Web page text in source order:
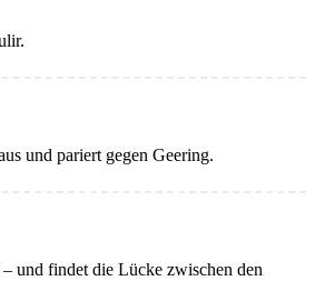
und pariert gegen Geering.
und findet die Lücke zwischen den